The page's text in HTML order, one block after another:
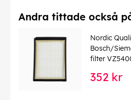
Andra tittade också
Nordic
Bosch/
filter
352 kr